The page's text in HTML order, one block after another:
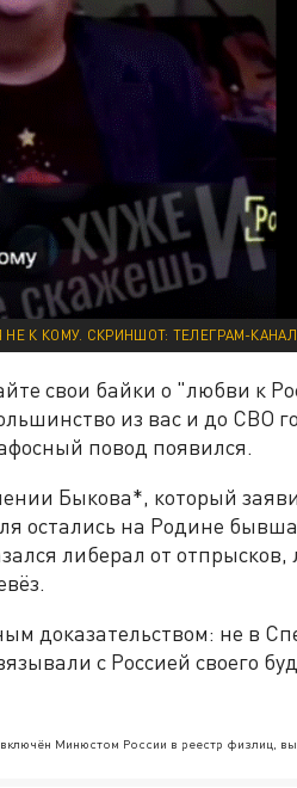
К КОМУ. СКРИНШОТ: ТЕЛЕГРАМ-
свои байки о "любви к
из вас и до СВО
повод появился.
Быкова*, который
остались на Родине
либерал от отпрысков,
доказательством: не в
с Россией своего
Минюстом России в реестр физлиц,